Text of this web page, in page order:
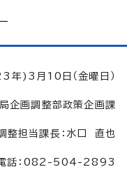
)3月10日（金曜日）
企画調整部政策企画課
整担当課長：水口 直也
話：082-504-2893